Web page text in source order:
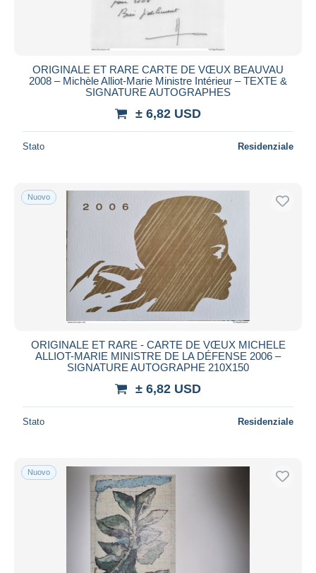
ORIGINALE ET RARE CARTE DE VŒUX BEAUVAU
2008 – Michèle Alliot-Marie Ministre Intérieur – TEXTE &
SIGNATURE AUTOGRAPHES
± 6,82 USD
Stato Residenziale
Nuovo
ORIGINALE ET RARE - CARTE DE VŒUX MICHELE
ALLIOT-MARIE MINISTRE DE LA DÉFENSE 2006 –
SIGNATURE AUTOGRAPHE 210X150
± 6,82 USD
Stato Residenziale
Nuovo